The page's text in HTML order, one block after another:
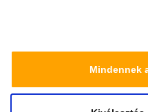
média-, hirdető- és
amelyeket Ön adott meg
használt más
Mindennek